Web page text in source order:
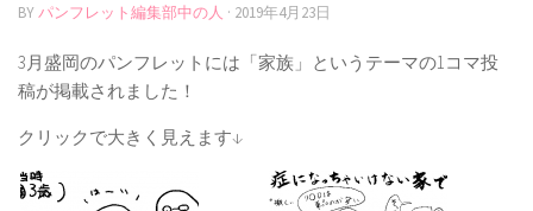
BYパンフレット編集部中の人 · 2019年4月23日
3月盛岡のパンフレットには「家族」というテーマの1コマ投
稿が掲載されました！
クリックで大きく見えます↓